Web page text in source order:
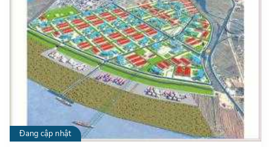
Đang cập nhật